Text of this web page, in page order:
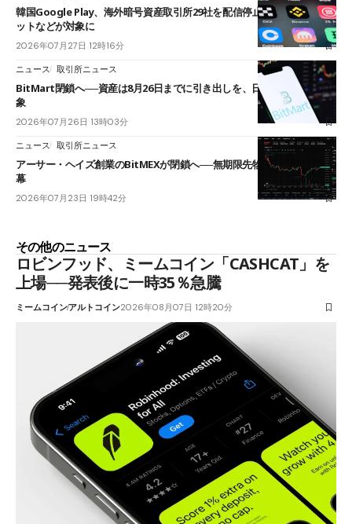
韓国Google Play、海外暗号資産取引所29社を配信停止──OKXやバイビ
ットなどが対象に
2026年07月27日 12時16分
ニュース 取引所ニュース
BitMart閉鎖へ──資産は8月26日までに引き出しを、日本人利用者も対
象
2026年07月26日 13時03分
ニュース 取引所ニュース
アーサー・ヘイズ創業のBitMEXが閉鎖へ──無期限先物を生んだ11年に
幕
2026年07月23日 19時42分
その他のニュース
ロビンフッド、ミームコイン「CASHCAT」を
上場──発表後に一時35％急騰
ミームコインアルトコイン2026年08月07日 12時20分